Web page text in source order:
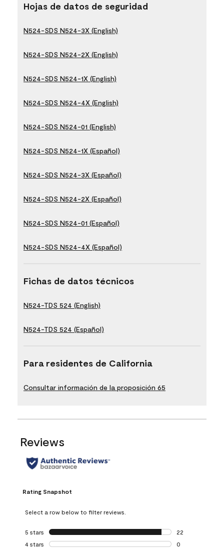
Hojas de datos de seguridad
N524-SDS N524-3X (English)
N524-SDS N524-2X (English)
N524-SDS N524-1X (English)
N524-SDS N524-4X (English)
N524-SDS N524-01 (English)
N524-SDS N524-1X (Español)
N524-SDS N524-3X (Español)
N524-SDS N524-2X (Español)
N524-SDS N524-01 (Español)
N524-SDS N524-4X (Español)
Fichas de datos técnicos
N524-TDS 524 (English)
N524-TDS 524 (Español)
Para residentes de California
Consultar información de la proposición 65
Reviews
Rating Snapshot
Select a row below to filter reviews.
5 stars stars
22
22 reviews with
4 stars stars
0